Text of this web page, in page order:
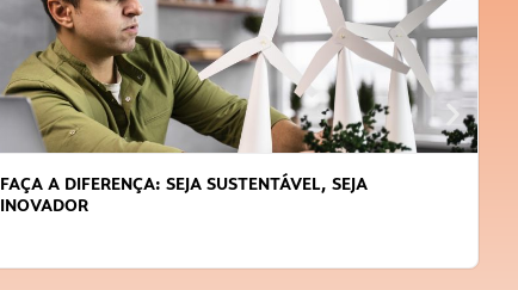
FAÇA A DIFERENÇA: SEJA SUSTENTÁVEL, SEJA
INOVADOR